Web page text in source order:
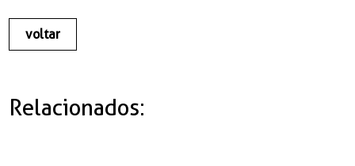
voltar
Relacionados: